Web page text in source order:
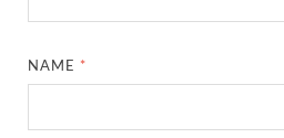
NAME *